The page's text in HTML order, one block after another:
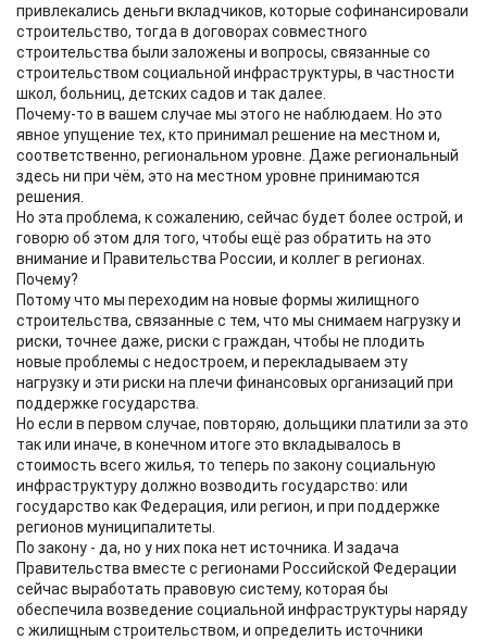
привлекались деньги вкладчиков, которые софинансировали
строительство, тогда в договорах совместного
строительства были заложены и вопросы, связанные со
строительством социальной инфраструктуры, в частности
школ, больниц, детских садов и так далее.
Почему-то в вашем случае мы этого не наблюдаем. Но это
явное упущение тех, кто принимал решение на местном и,
соответственно, региональном уровне. Даже региональный
здесь ни при чём, это на местном уровне принимаются
решения.
Но эта проблема, к сожалению, сейчас будет более острой, и
говорю об этом для того, чтобы ещё раз обратить на это
внимание и Правительства России, и коллег в регионах.
Почему?
Потому что мы переходим на новые формы жилищного
строительства, связанные с тем, что мы снимаем нагрузку и
риски, точнее даже, риски с граждан, чтобы не плодить
новые проблемы с недостроем, и перекладываем эту
нагрузку и эти риски на плечи финансовых организаций при
поддержке государства.
Но если в первом случае, повторяю, дольщики платили за это
так или иначе, в конечном итоге это вкладывалось в
стоимость всего жилья, то теперь по закону социальную
инфраструктуру должно возводить государство: или
государство как Федерация, или регион, и при поддержке
регионов муниципалитеты.
По закону - да, но у них пока нет источника. И задача
Правительства вместе с регионами Российской Федерации
сейчас выработать правовую систему, которая бы
обеспечила возведение социальной инфраструктуры наряду
с жилищным строительством, и определить источники